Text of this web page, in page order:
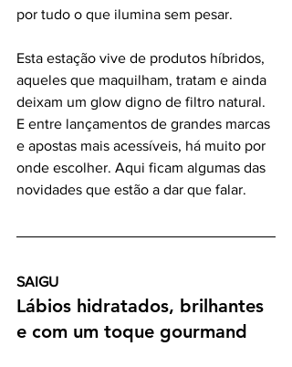
por tudo o que ilumina sem pesar.
Esta estação vive de produtos híbridos,
aqueles que maquilham, tratam e ainda
deixam um glow digno de filtro natural.
E entre lançamentos de grandes marcas
e apostas mais acessíveis, há muito por
onde escolher. Aqui ficam algumas das
novidades que estão a dar que falar.
SAIGU
Lábios hidratados, brilhantes
e com um toque gourmand